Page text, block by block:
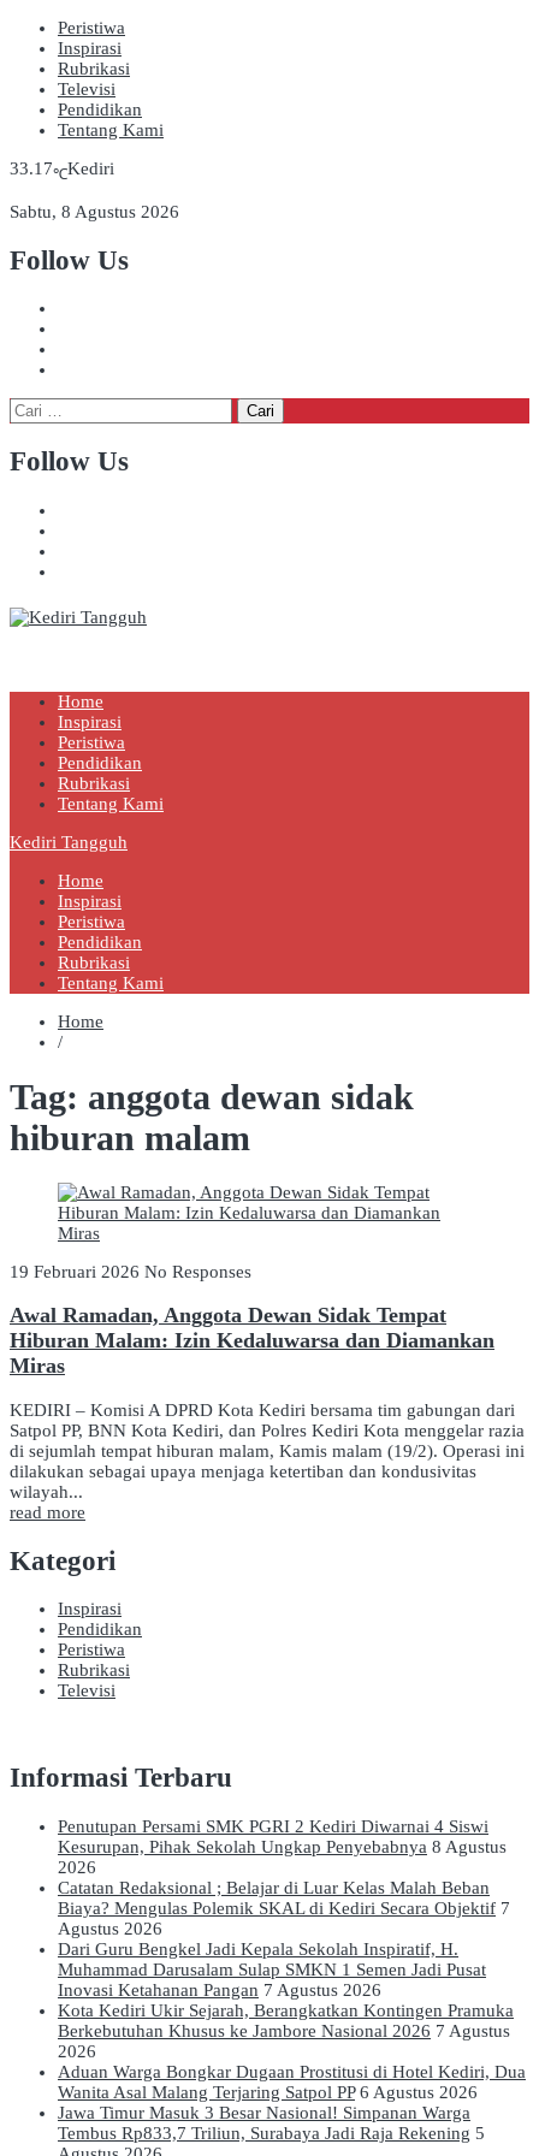
Peristiwa
Inspirasi
Rubrikasi
Televisi
Pendidikan
Tentang Kami
33.17℃Kediri
Sabtu, 8 Agustus 2026
Follow Us
Cari
untuk:
Follow Us
Home
Inspirasi
Peristiwa
Pendidikan
Rubrikasi
Tentang Kami
Kediri Tangguh
Home
Inspirasi
Peristiwa
Pendidikan
Rubrikasi
Tentang Kami
Home
/
Tag: anggota dewan sidak
hiburan malam
19 Februari 2026 No Responses
Awal Ramadan, Anggota Dewan Sidak Tempat
Hiburan Malam: Izin Kedaluwarsa dan Diamankan
Miras
KEDIRI – Komisi A DPRD Kota Kediri bersama tim gabungan dari
Satpol PP, BNN Kota Kediri, dan Polres Kediri Kota menggelar razia
di sejumlah tempat hiburan malam, Kamis malam (19/2). Operasi ini
dilakukan sebagai upaya menjaga ketertiban dan kondusivitas
wilayah...
read more
Kategori
Inspirasi
Pendidikan
Peristiwa
Rubrikasi
Televisi
Informasi Terbaru
Penutupan Persami SMK PGRI 2 Kediri Diwarnai 4 Siswi
Kesurupan, Pihak Sekolah Ungkap Penyebabnya 8 Agustus
2026
Catatan Redaksional ; Belajar di Luar Kelas Malah Beban
Biaya? Mengulas Polemik SKAL di Kediri Secara Objektif 7
Agustus 2026
Dari Guru Bengkel Jadi Kepala Sekolah Inspiratif, H.
Muhammad Darusalam Sulap SMKN 1 Semen Jadi Pusat
Inovasi Ketahanan Pangan 7 Agustus 2026
Kota Kediri Ukir Sejarah, Berangkatkan Kontingen Pramuka
Berkebutuhan Khusus ke Jambore Nasional 2026 7 Agustus
2026
Aduan Warga Bongkar Dugaan Prostitusi di Hotel Kediri, Dua
Wanita Asal Malang Terjaring Satpol PP 6 Agustus 2026
Jawa Timur Masuk 3 Besar Nasional! Simpanan Warga
Tembus Rp833,7 Triliun, Surabaya Jadi Raja Rekening 5